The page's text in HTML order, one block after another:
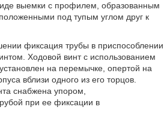
выемки с профилем, образованным
под тупым углом друг к
фиксация трубы в приспособлении
Ходовой винт с использованием
на перемычке, опертой на
вблизи одного из его торцов.
снабжена упором,
при ее фиксации в